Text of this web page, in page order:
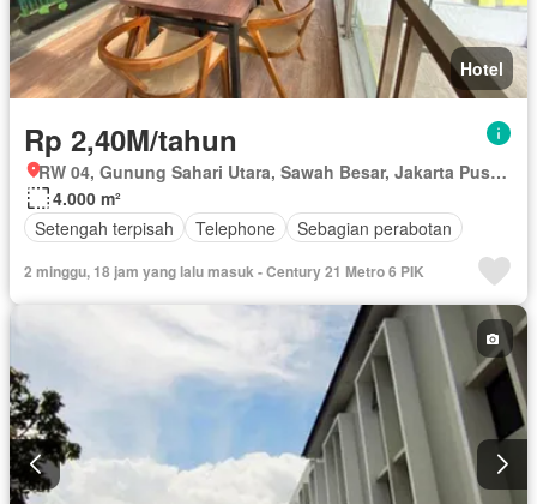
Hotel
Rp 2,40M/tahun
RW 04, Gunung Sahari Utara, Sawah Besar, Jakarta Pusat, Daerah Khusus Ibukota Jakarta
4.000 m²
Setengah terpisah
Telephone Sebagian perabotan
2 minggu, 18 jam yang lalu masuk - Century 21 Metro 6 PIK